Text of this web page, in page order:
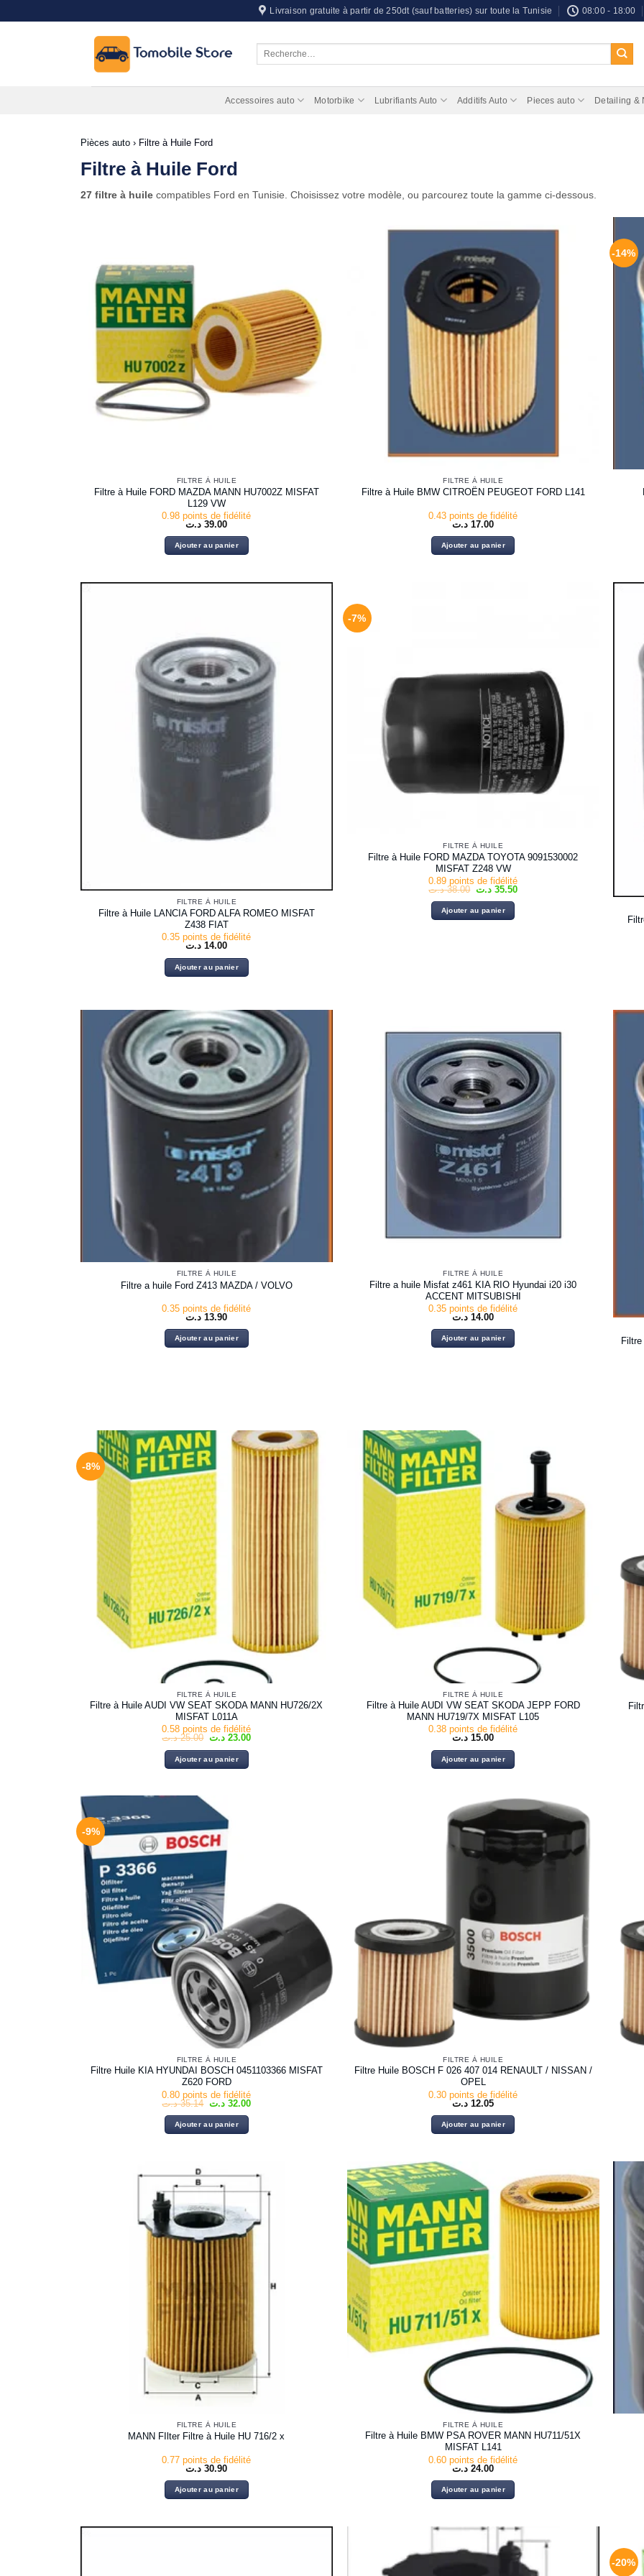
au
Livraison gratuite à partir de 250dt (sauf batteries) sur toute la Tunisie 08:00 - 18:00
Accessoires auto Motorbike Lubrifiants Auto Additifs Auto Pieces auto Detailing &
Pièces auto › Filtre à Huile Ford
Filtre à Huile Ford
27 filtre à huile compatibles Ford en Tunisie. Choisissez votre modèle, ou parcourez toute la gamme ci-dessous.
FILTRE À HUILE
Filtre à Huile FORD MAZDA MANN HU7002Z MISFAT
L129 VW
0.98 points de fidélité
39.00 د.ت
Ajouter au panier
FILTRE À HUILE
Filtre à Huile BMW CITROËN PEUGEOT FORD L141
0.43 points de fidélité
17.00 د.ت
Ajouter au panier
-14%
FILTRE À HUILE
Filtre à Huile LANCIA FORD ALFA ROMEO MISFAT
Z438 FIAT
0.35 points de fidélité
14.00 د.ت
Ajouter au panier
-7%
FILTRE À HUILE
Filtre à Huile FORD MAZDA TOYOTA 9091530002
MISFAT Z248 VW
0.89 points de fidélité
38.00 د.ت
Le
initial
était :
35.50 د.ت
Le
Ajouter au panier
FILTRE À HUILE
Filtre a huile Ford Z413 MAZDA / VOLVO
0.35 points de fidélité
13.90 د.ت
Ajouter au panier
FILTRE À HUILE
Filtre a huile Misfat z461 KIA RIO Hyundai i20 i30
ACCENT MITSUBISHI
0.35 points de fidélité
14.00 د.ت
Ajouter au panier
-8%
FILTRE À HUILE
Filtre à Huile AUDI VW SEAT SKODA MANN HU726/2X
MISFAT L011A
0.58 points de fidélité
25.00 د.ت
Le
initial
était :
23.00 د.ت
Le
Ajouter au panier
FILTRE À HUILE
Filtre à Huile AUDI VW SEAT SKODA JEPP FORD
MANN HU719/7X MISFAT L105
0.38 points de fidélité
15.00 د.ت
Ajouter au panier
-9%
FILTRE À HUILE
Filtre Huile KIA HYUNDAI BOSCH 0451103366 MISFAT
Z620 FORD
0.80 points de fidélité
35.14 د.ت
Le
prix
initial
était :
32.00 د.ت
Le
Ajouter au panier
FILTRE À HUILE
Filtre Huile BOSCH F 026 407 014 RENAULT / NISSAN /
OPEL
0.30 points de fidélité
12.05 د.ت
Ajouter au panier
FILTRE À HUILE
MANN FIlter Filtre à Huile HU 716/2 x
0.77 points de fidélité
30.90 د.ت
Ajouter au panier
FILTRE À HUILE
Filtre à Huile BMW PSA ROVER MANN HU711/51X
MISFAT L141
0.60 points de fidélité
24.00 د.ت
Ajouter au panier
-20%